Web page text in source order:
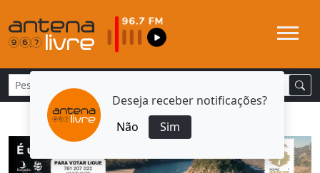
Deseja receber notificações?
Não
Sim